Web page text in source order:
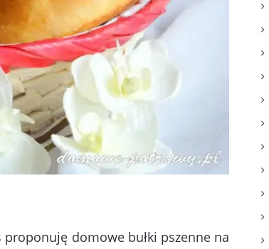
domowe bułki pszenne na